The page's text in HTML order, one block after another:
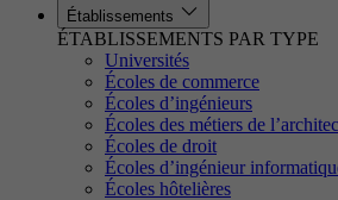
Établissements
ÉTABLISSEMENTS PAR TYPE
Universités
Écoles de commerce
Écoles d’ingénieurs
Écoles des métiers de
Écoles de droit
Écoles d’ingénieur
Écoles hôtelières